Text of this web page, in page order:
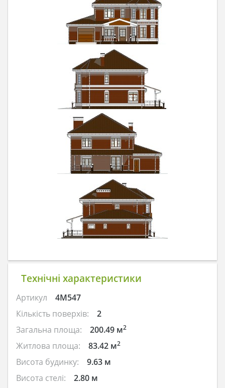
Технічні характеристики
Артикул
4M547
Кількість поверхів:
2
Загальна площа:
200.49 м2
Житлова площа: 83.42 м2
Висота будинку:
9.63 м
Висота стелі:
2.80 м